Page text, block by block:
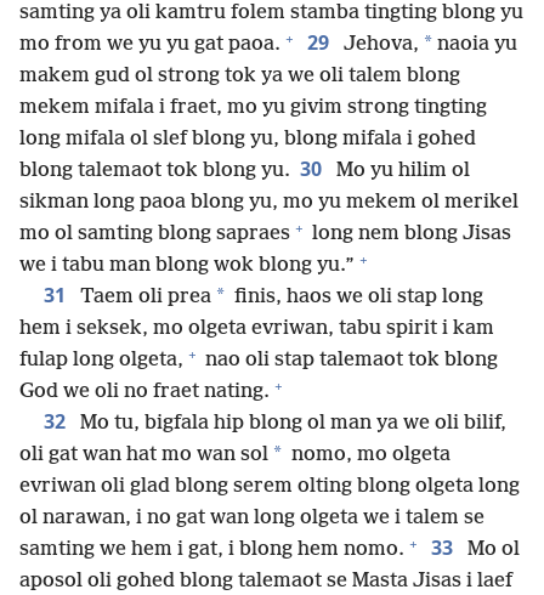
samting ya oli kamtru folem stamba tingting blong yu
mo from we yu yu gat paoa. + 29 Jehova, * naoia yu
makem gud ol strong tok ya we oli talem blong
mekem mifala i fraet, mo yu givim strong tingting
long mifala ol slef blong yu, blong mifala i gohed
blong talemaot tok blong yu. 30
Mo yu hilim ol
sikman long paoa blong yu, mo yu mekem ol merikel
mo ol samting blong sapraes + long nem blong Jisas
we i tabu man blong wok blong yu.” +
31 Taem oli prea * finis, haos we oli stap long
hem i seksek, mo olgeta evriwan, tabu spirit i kam
fulap long olgeta, + nao oli stap talemaot tok blong
God we oli no fraet nating. +
32
Mo tu, bigfala hip blong ol man ya we oli bilif,
oli gat wan hat mo wan sol * nomo, mo olgeta
evriwan oli glad blong serem olting blong olgeta long
ol narawan, i no gat wan long olgeta we i talem se
samting we hem i gat, i blong hem nomo. + 33
Mo ol
aposol oli gohed blong talemaot se Masta Jisas i laef